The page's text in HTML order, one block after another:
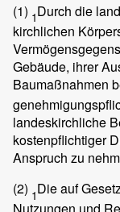
(1) 1Durch die
kirchlichen
Gebäude, ihrer
Baumaßnahmen
landeskirchliche
kostenpflichtiger
Anspruch zu
(2) 1Die auf